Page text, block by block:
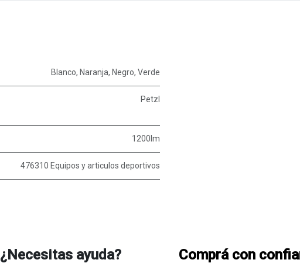
Blanco, Naranja, Negro, Verde
Petzl
1200lm
476310 Equipos y articulos deportivos
¿Necesitas ayuda? Comprá con